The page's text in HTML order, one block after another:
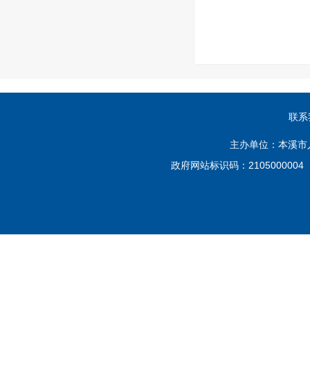
联系
主办单位：本溪
政府网站标识码：